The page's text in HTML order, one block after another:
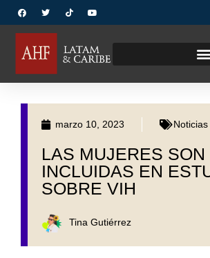
marzo 10, 2023 Noticias
LAS MUJERES SON
INCLUIDAS EN
SOBRE VIH
Tina Gutiérrez